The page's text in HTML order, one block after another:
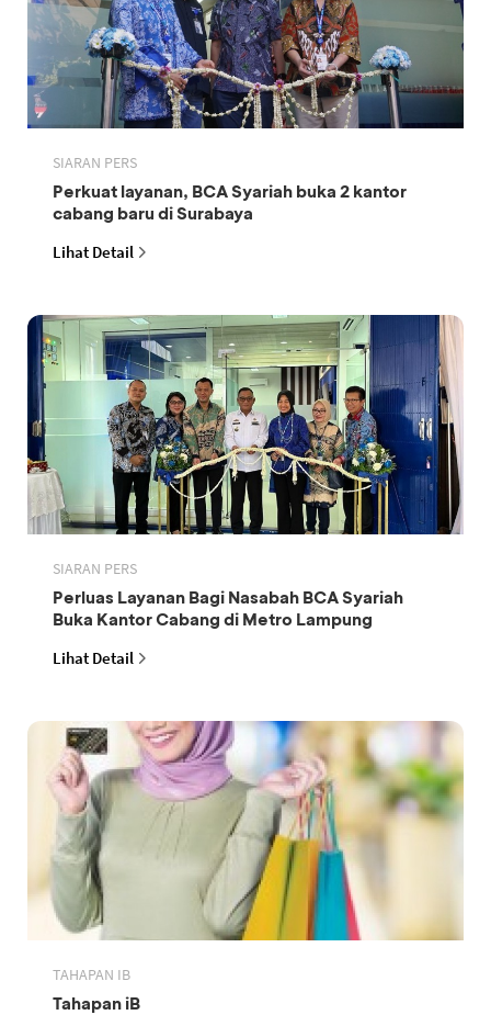
SIARAN PERS
Perkuat layanan, BCA Syariah buka 2 kantor
cabang baru di Surabaya
Lihat Detail
SIARAN PERS
Perluas Layanan Bagi Nasabah BCA Syariah
Buka Kantor Cabang di Metro Lampung
Lihat Detail
TAHAPAN IB
Tahapan iB